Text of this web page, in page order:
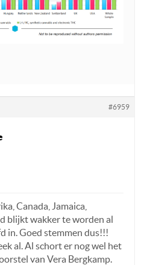
#6959
Canada, Jamaica,
blijkt wakker te worden al
in. Goed stemmen dus!!!
al. Al schort er nog wel het
van Vera Bergkamp.